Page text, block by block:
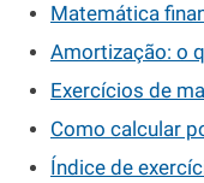
Matemática
Amortização: o
Exercícios de
Como calcular
Índice de